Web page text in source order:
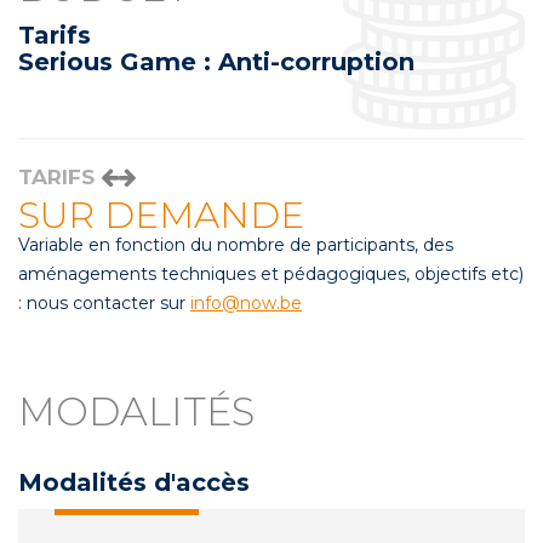
Tarifs
Serious Game : Anti-corruption
TARIFS
SUR DEMANDE
Variable en fonction du nombre de participants, des
aménagements techniques et pédagogiques, objectifs etc)
: nous contacter sur info@now.be
MODALITÉS
Modalités d'accès